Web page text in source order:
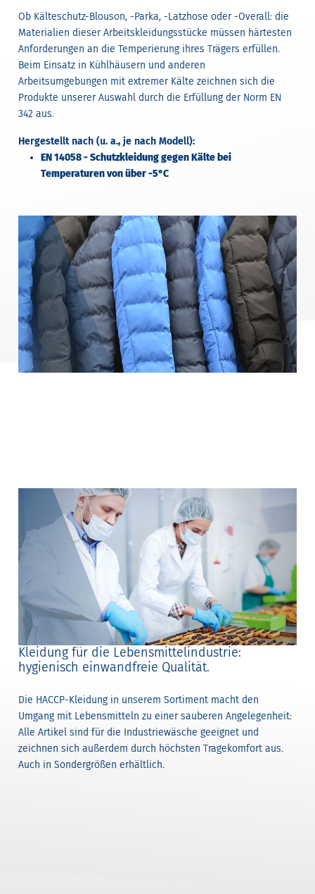
Ob Kälteschutz-Blouson, -Parka, -Latzhose oder -Overall: die
Materialien dieser Arbeitskleidungsstücke müssen härtesten
Anforderungen an die Temperierung ihres Trägers erfüllen.
Beim Einsatz in Kühlhäusern und anderen
Arbeitsumgebungen mit extremer Kälte zeichnen sich die
Produkte unserer Auswahl durch die Erfüllung der Norm EN
342 aus.
Hergestellt nach (u. a., je nach Modell):
EN 14058 - Schutzkleidung gegen Kälte bei
Temperaturen von über -5°C
Kleidung für die Lebensmittelindustrie:
hygienisch einwandfreie Qualität.
Die HACCP-Kleidung in unserem Sortiment macht den
Umgang mit Lebensmitteln zu einer sauberen Angelegenheit:
Alle Artikel sind für die Industriewäsche geeignet und
zeichnen sich außerdem durch höchsten Tragekomfort aus.
Auch in Sondergrößen erhältlich.